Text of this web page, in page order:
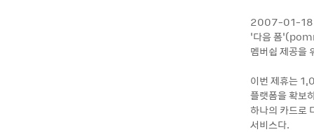
2007-01-18,
‘다음 폼
멤버쉽 제공을
이번 제휴는
플랫폼을 확보
하나의 카드로
서비스다.